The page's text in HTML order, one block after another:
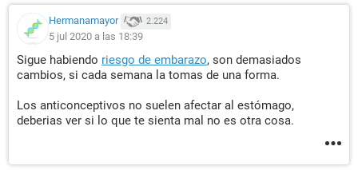
Hermanamayor 2.224
5 jul 2020 a las 18:39
Sigue habiendo riesgo de embarazo, son demasiados
cambios, si cada semana la tomas de una forma.
Los anticonceptivos no suelen afectar al estómago,
deberias ver si lo que te sienta mal no es otra cosa.